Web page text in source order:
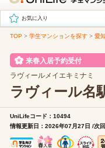
お気に入り
TOP > 学生マンションを探す > 愛
来春入居予約受付
ラヴィールメイエキミナミ
ラヴィール名
UniLifeコード：10494
情報更新日：2026年07月27日 /次